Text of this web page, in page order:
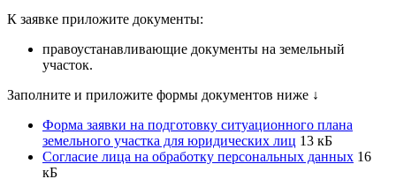
К заявке приложите документы:
правоустанавливающие документы на земельный
участок.
Заполните и приложите формы документов ниже ↓
Форма заявки на подготовку ситуационного плана
земельного участка для юридических лиц 13 кБ
Согласие лица на обработку персональных данных 16
кБ